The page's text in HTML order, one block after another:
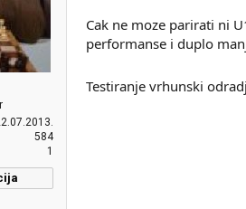
X-7 G800, misonja
genius
Telekom paket do 20
584
1
Cak ne moze parirati ni
performanse i duplo
Testiranje vrhunski